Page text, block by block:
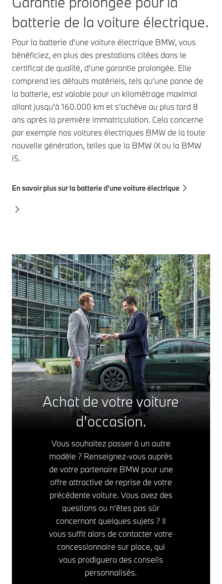
batterie de la voiture électrique.
Pour la batterie d’une voiture électrique BMW, vous
bénéficiez, en plus des prestations citées dans le
certificat de qualité, d’une garantie prolongée. Elle
comprend les défauts matériels, tels qu’une panne de
la batterie, est valable pour un kilométrage maximal
allant jusqu’à 160.000 km et s’achève au plus tard 8
ans après la première immatriculation. Cela concerne
par exemple nos voitures électriques BMW de la toute
nouvelle génération, telles que la BMW iX ou la BMW
i5.
En savoir plus sur la batterie d’une voiture électrique
Achat de votre voiture
d’occasion.
Vous souhaitez passer à un autre
modèle ? Renseignez-vous auprès
de votre partenaire BMW pour une
offre attractive de reprise de votre
précédente voiture. Vous avez des
questions ou n’êtes pas sûr
concernant quelques sujets ? Il
vous suffit alors de contacter votre
concessionnaire sur place, qui
vous prodiguera des conseils
personnalisés.